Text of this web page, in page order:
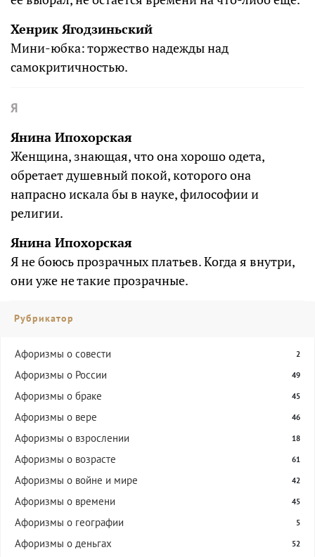
Хенрик Ягодзиньский
Мини-юбка: торжество надежды над
самокритичностью.
Я
Янина Ипохорская
Женщина, знающая, что она хорошо одета,
обретает душевный покой, которого она
напрасно искала бы в науке, философии и
религии.
Янина Ипохорская
Я не боюсь прозрачных платьев. Когда я внутри,
они уже не такие прозрачные.
Рубрикатор
Aфоризмы о совести 2
Афоризмы о России 49
Афоризмы о браке 45
Афоризмы о вере 46
Афоризмы о взрослении 18
Афоризмы о возрасте 61
Афоризмы о войне и мире 42
Афоризмы о времени 45
Афоризмы о географии 5
Афоризмы о деньгах 52